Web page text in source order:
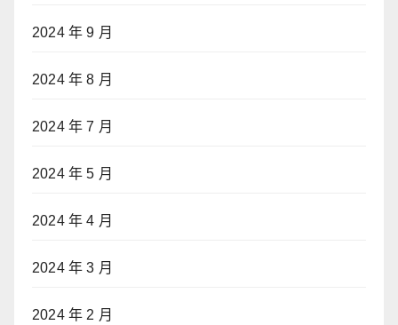
2024 年 9 月
2024 年 8 月
2024 年 7 月
2024 年 5 月
2024 年 4 月
2024 年 3 月
2024 年 2 月